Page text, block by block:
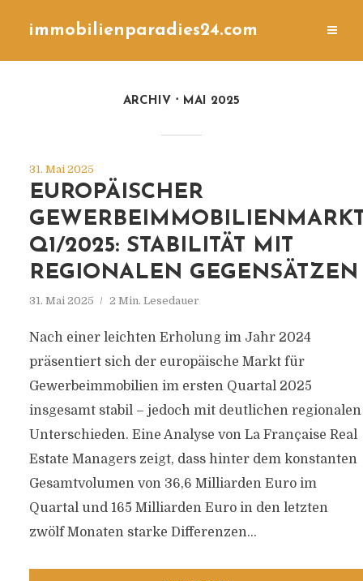
immobilienparadies24.com
ARCHIV MAI 2025
31. Mai 2025
EUROPÄISCHER
Q1/2025: STABILITÄT MIT
REGIONALEN GEGENSÄTZEN
31. Mai 2025 2 Min. Lesedauer
Nach einer leichten Erholung im Jahr 2024
präsentiert sich der europäische Markt für
Gewerbeimmobilien im ersten Quartal 2025
insgesamt stabil – jedoch mit deutlichen regionalen
Unterschieden. Eine Analyse von La Française Real
Estate Managers zeigt, dass hinter dem konstanten
Gesamtvolumen von 36,6 Milliarden Euro im
Quartal und 165 Milliarden Euro in den letzten
zwölf Monaten starke Differenzen...